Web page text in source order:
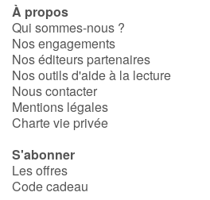
Catalogue anglais
Contraste +
Aide
Accueil
À propos
Qui sommes-nous ?
Nos engagements
Nos éditeurs partenaires
Nos outils d'aide à la lecture
Nous contacter
Mentions légales
Charte vie privée
S'abonner
Les offres
Code cadeau